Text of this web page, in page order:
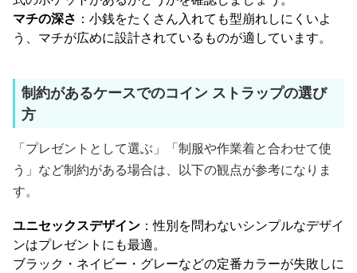
マチの深さ ：小銭をたくさん入れても型崩れしにくいよ
う、マチが広めに設計されているものが適しています。
制約があるケースでのコイン ストラップの選び
方
「プレゼントとして選ぶ」「制服や作業着と合わせて使
う」など制約がある場合は、以下の観点が参考になりま
す。
ユニセックスデザイン ：性別を問わないシンプルなデザイ
ンはプレゼントにも最適。
ブラック・ネイビー・グレーなどの定番カラーが失敗しに